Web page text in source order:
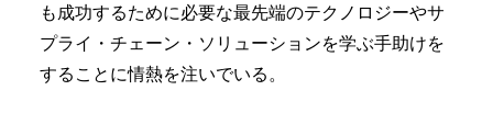
も成功するために必要な最先端のテクノロジーやサ
プライ・チェーン・ソリューションを学ぶ手助けを
することに情熱を注いでいる。